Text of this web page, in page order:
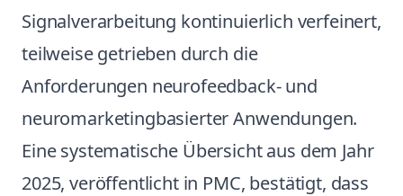
Signalverarbeitung kontinuierlich verfeinert,
teilweise getrieben durch die
Anforderungen neurofeedback- und
neuromarketingbasierter Anwendungen.
Eine systematische Übersicht aus dem Jahr
2025, veröffentlicht in PMC, bestätigt, dass